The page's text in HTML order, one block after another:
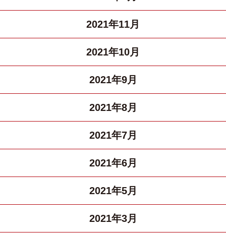
2021年11月
2021年10月
2021年9月
2021年8月
2021年7月
2021年6月
2021年5月
2021年3月